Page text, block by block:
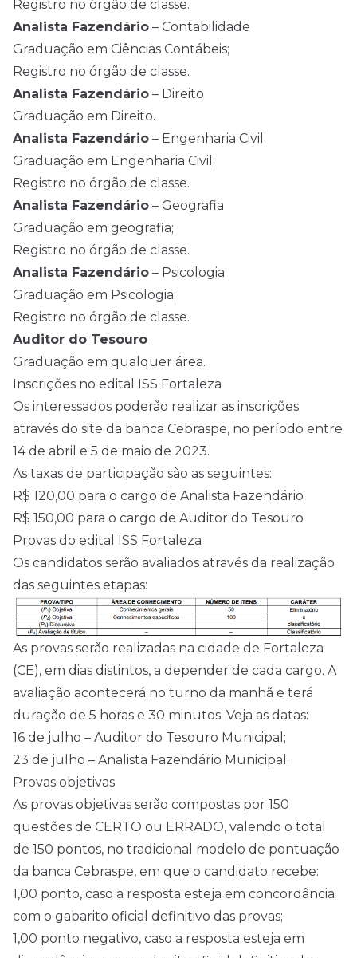
Registro no órgão de classe.
Analista Fazendário – Contabilidade
Graduação em Ciências Contábeis;
Registro no órgão de classe.
Analista Fazendário – Direito
Graduação em Direito.
Analista Fazendário – Engenharia Civil
Graduação em Engenharia Civil;
Registro no órgão de classe.
Analista Fazendário – Geografia
Graduação em geografia;
Registro no órgão de classe.
Analista Fazendário – Psicologia
Graduação em Psicologia;
Registro no órgão de classe.
Auditor do Tesouro
Graduação em qualquer área.
Inscrições no edital ISS Fortaleza
Os interessados poderão realizar as inscrições
através do site da banca Cebraspe, no período entre
14 de abril e 5 de maio de 2023.
As taxas de participação são as seguintes:
R$ 120,00 para o cargo de Analista Fazendário
R$ 150,00 para o cargo de Auditor do Tesouro
Provas do edital ISS Fortaleza
Os candidatos serão avaliados através da realização
das seguintes etapas:
As provas serão realizadas na cidade de Fortaleza
(CE), em dias distintos, a depender de cada cargo. A
avaliação acontecerá no turno da manhã e terá
duração de 5 horas e 30 minutos. Veja as datas:
16 de julho – Auditor do Tesouro Municipal;
23 de julho – Analista Fazendário Municipal.
Provas objetivas
As provas objetivas serão compostas por 150
questões de CERTO ou ERRADO, valendo o total
de 150 pontos, no tradicional modelo de pontuação
da banca Cebraspe, em que o candidato recebe:
1,00 ponto, caso a resposta esteja em concordância
com o gabarito oficial definitivo das provas;
1,00 ponto negativo, caso a resposta esteja em